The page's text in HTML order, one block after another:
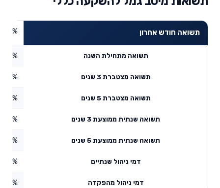
תשואה חודש אחרון
תשואה מתחילת השנה
תשואה מצטברת 3 שנים
תשואה מצטברת 5 שנים
תשואה שנתית ממוצעת 3 שנים
תשואה שנתית ממוצעת 5 שנים 8.11%
דמי ניהול שנתיים
דמי ניהול מהפקדה 0%